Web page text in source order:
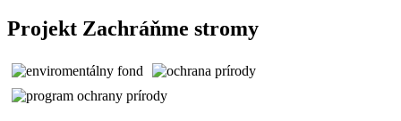
Projekt Zachráňme stromy